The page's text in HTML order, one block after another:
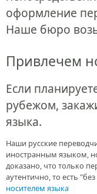
оформление
Наше бюро
Привлечем
Если
рубежом,
языка.
Наши русские
иностранным языком,
доказано, что только
аутентично, то есть
носителем языка